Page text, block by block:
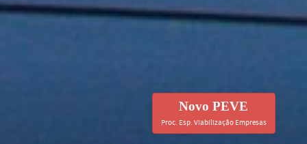
Novo PEVE
Proc. Esp. Viabilização Empresas